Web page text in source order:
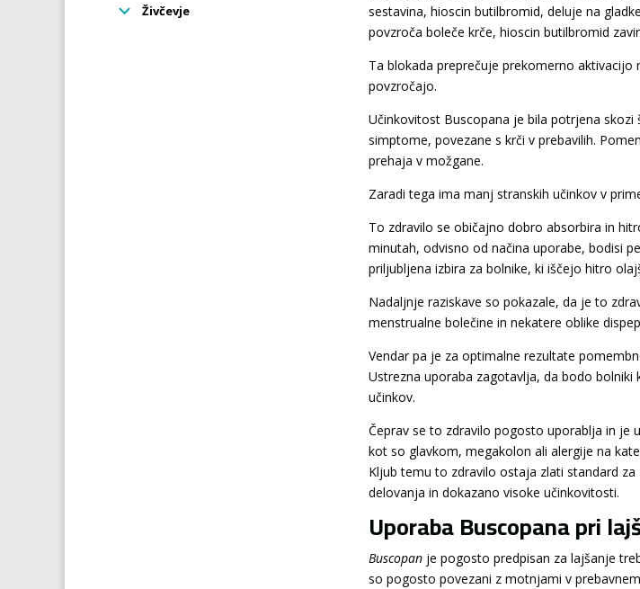
Živčevje
sestavina, hioscin butilbromid, deluje na
povzroča boleče krče, hioscin butilbromid
Ta blokada preprečuje prekomerno aktivacijo
povzročajo.
Učinkovitost Buscopana je bila potrjena
simptome, povezane s krči v prebavilih.
prehaja v možgane.
Zaradi tega ima manj stranskih učinkov v
To zdravilo se običajno dobro absorbira in
minutah, odvisno od načina uporabe, bodisi
priljubljena izbira za bolnike, ki iščejo hitro
Nadaljnje raziskave so pokazale, da je to
menstrualne bolečine in nekatere oblike
Vendar pa je za optimalne rezultate
Ustrezna uporaba zagotavlja, da bodo
učinkov.
Čeprav se to zdravilo pogosto uporablja in je
kot so glavkom, megakolon ali alergije na
Kljub temu to zdravilo ostaja zlati standard
delovanja in dokazano visoke učinkovitosti.
Uporaba Buscopana pri
Buscopan je pogosto predpisan za lajšanje
so pogosto povezani z motnjami v